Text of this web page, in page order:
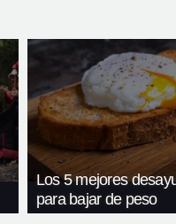
Los 5 mejores
para bajar de peso